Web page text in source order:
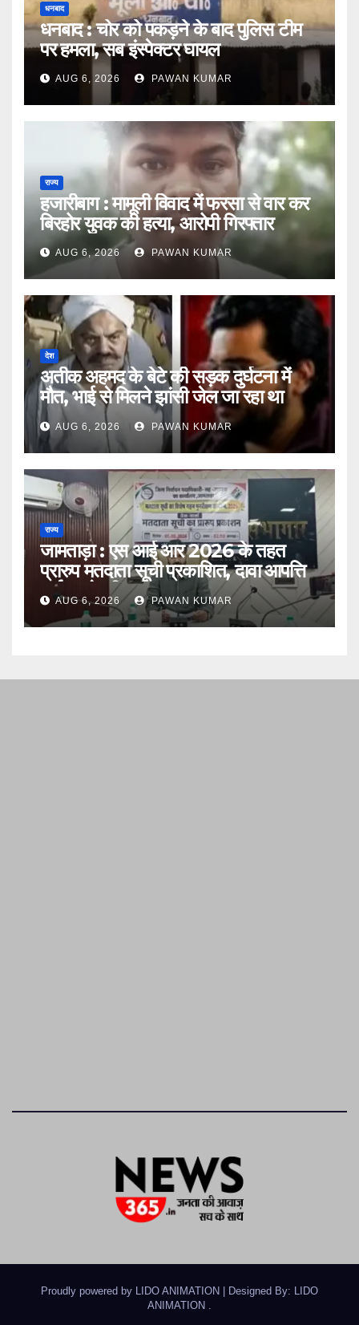
धनबाद
धनबाद : चोर को पकड़ने के बाद पुलिस टीम
पर हमला, सब इंस्पेक्टर घायल
AUG 6, 2026 PAWAN KUMAR
राज्य
हजारीबाग : मामूली विवाद में फरसा से वार कर
बिरहोर युवक की हत्या, आरोपी गिरफ्तार
AUG 6, 2026 PAWAN KUMAR
देश
अतीक अहमद के बेटे की सड़क दुर्घटना में
मौत, भाई से मिलने झांसी जेल जा रहा था
आबान
AUG 6, 2026 PAWAN KUMAR
राज्य
जामताड़ा : एस आई आर 2026 के तहत
प्रारुप मतदाता सूची प्रकाशित, दावा आपत्ति
दर्ज करने की प्रक्रिया शुरू
AUG 6, 2026 PAWAN KUMAR
Proudly powered by LIDO ANIMATION | Designed By: LIDO
ANIMATION